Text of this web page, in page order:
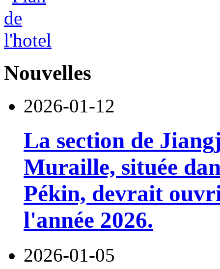
Nouvelles
2026-01-12
La section de
Muraille, située
Pékin, devrait
l'année 2026.
2026-01-05